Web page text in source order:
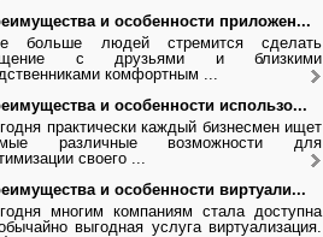
и особенности приложен...
больше людей стремится сделать
с друзьями и близкими
комфортным ...
и особенности использо...
практически каждый бизнесмен ищет
различные возможности для
своего ...
и особенности виртуали...
многим компаниям стала доступна
выгодная услуга виртуализация.